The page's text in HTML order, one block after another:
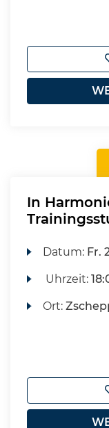
In
Datum: Fr.
Uhrzeit:
Ort: